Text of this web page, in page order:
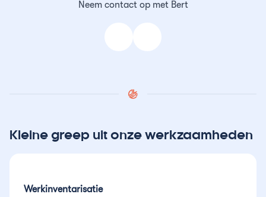
Neem contact op met Bert
Kleine greep uit onze werkzaamheden
Werkinventarisatie